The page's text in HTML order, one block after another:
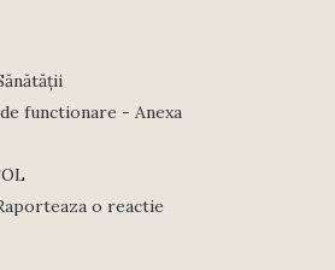
functionare - Anexa
o reactie